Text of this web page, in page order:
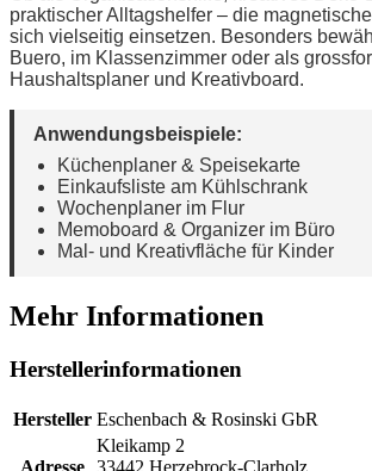
praktischer Alltagshelfer – die
sich vielseitig einsetzen. Besonders
Buero, im Klassenzimmer oder als
Haushaltsplaner und Kreativboard.
Anwendungsbeispiele:
Küchenplaner & Speisekarte
Einkaufsliste am Kühlschrank
Wochenplaner im Flur
Memoboard & Organizer im Büro
Mal- und Kreativfläche für Kinder
Mehr Informationen
Herstellerinformationen
Hersteller Eschenbach & Rosinski GbR
Adresse
Kleikamp 2
33442 Herzebrock-Clarholz